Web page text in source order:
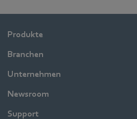
Produkte
Branchen
Unternehmen
Newsroom
Support